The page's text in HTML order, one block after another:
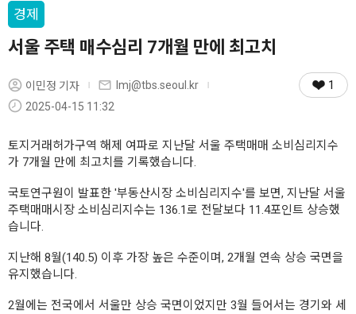
경제
서울 주택 매수심리 7개월 만에 최고치
이민정 기자
lmj@tbs.seoul.kr
2025-04-15 11:32
1
토지거래허가구역 해제 여파로 지난달 서울 주택매매 소비심리지수
가 7개월 만에 최고치를 기록했습니다.
국토연구원이 발표한 '부동산시장 소비심리지수'를 보면, 지난달 서울
주택매매시장 소비심리지수는 136.1로 전달보다 11.4포인트 상승했
습니다.
지난해 8월(140.5) 이후 가장 높은 수준이며, 2개월 연속 상승 국면을
유지했습니다.
2월에는 전국에서 서울만 상승 국면이었지만 3월 들어서는 경기와 세